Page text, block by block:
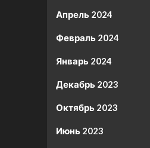
Апрель 2024
Февраль 2024
Январь 2024
Декабрь 2023
Октябрь 2023
Июнь 2023